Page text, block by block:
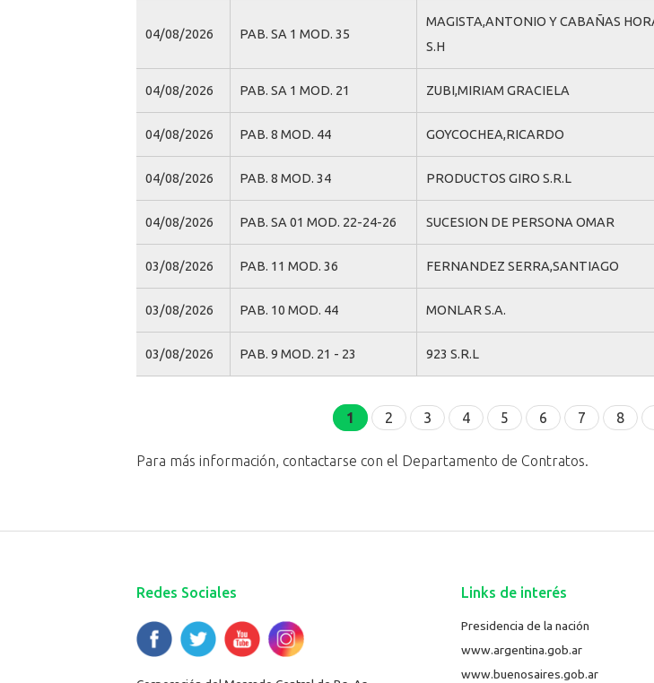
04/08/2026 PAB. SA 1 MOD. 35
MAGISTA,ANTONIO Y CABAÑAS
S.H
04/08/2026 PAB. SA 1 MOD. 21 ZUBI,MIRIAM GRACIELA
04/08/2026 PAB. 8 MOD. 44 GOYCOCHEA,RICARDO
04/08/2026 PAB. 8 MOD. 34 PRODUCTOS GIRO S.R.L
04/08/2026 PAB. SA 01 MOD. 22-24-26 SUCESION DE PERSONA OMAR
03/08/2026 PAB. 11 MOD. 36 FERNANDEZ SERRA,SANTIAGO
03/08/2026 PAB. 10 MOD. 44 MONLAR S.A.
03/08/2026 PAB. 9 MOD. 21 - 23 923 S.R.L
1 2 3 4 5 6 7 8
Para más información, contactarse con el Departamento de Contratos.
Redes Sociales Links de interés
Presidencia de la nación
www.argentina.gob.ar
www.buenosaires.gob.ar